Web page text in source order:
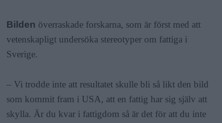
Bilden överraskade forskarna, som är först med att
vetenskapligt undersöka stereotyper om fattiga i
Sverige.
– Vi trodde inte att resultatet skulle bli så likt den bild
som kommit fram i USA, att en fattig har sig själv att
skylla. Är du kvar i fattigdom så är det för att du inte